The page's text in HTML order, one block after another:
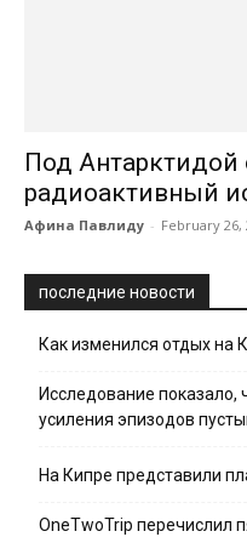
Под Антарктидой
радиоактивный
Афина Павлиду - February 26,
последние новости
Как изменился отдых на
Исследование показало,
усиления эпизодов
На Кипре представили
OneTwoTrip перечислил